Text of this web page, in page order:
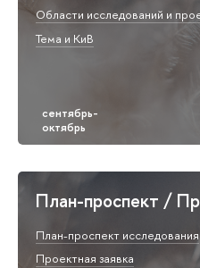
Области исследований и
Тема и КиВ
План-проспект /
План-проспект исследования
Проектная заявка